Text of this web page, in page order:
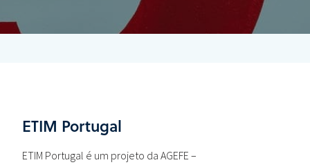
ETIM Portugal
ETIM Portugal é um projeto da AGEFE –